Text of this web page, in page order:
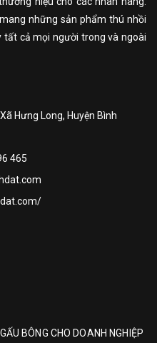
những sản phẩm thú nhồi
tất cả mọi người trong và ngoài
Hưng Long, Huyện Bình
465
BÔNG CHO DOANH NGHIỆP